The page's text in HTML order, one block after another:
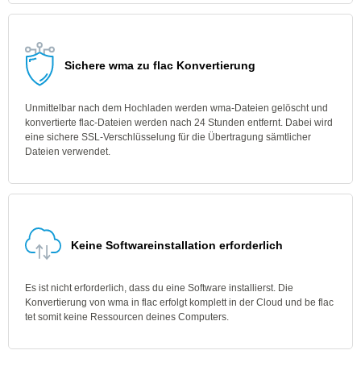
Sichere wma zu flac Konvertierung
Unmittelbar nach dem Hochladen werden wma-Dateien gelöscht und
konvertierte flac-Dateien werden nach 24 Stunden entfernt. Dabei wird
eine sichere SSL-Verschlüsselung für die Übertragung sämtlicher
Dateien verwendet.
Keine Softwareinstallation erforderlich
Es ist nicht erforderlich, dass du eine Software installierst. Die
Konvertierung von wma in flac erfolgt komplett in der Cloud und be flac
tet somit keine Ressourcen deines Computers.